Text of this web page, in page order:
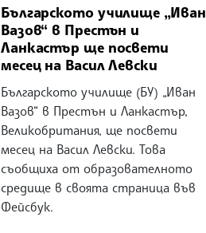
Българското училище „Иван
Вазов“ в Престън и
Ланкастър ще посвети
месец на Васил Левски
Българското училище (БУ) „Иван
Вазов“ в Престън и Ланкастър,
Великобритания, ще посвети
месец на Васил Левски. Това
съобщиха от образователното
средище в своята страница във
Фейсбук.